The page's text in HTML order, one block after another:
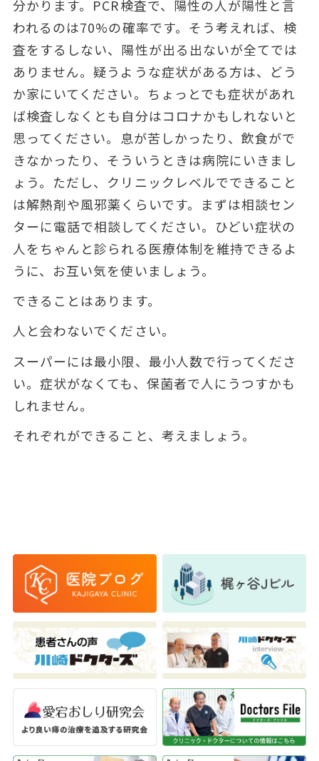
分かります。PCR検査で、陽性の人が陽性と言
われるのは70%の確率です。そう考えれば、検
査をするしない、陽性が出る出ないが全てでは
ありません。疑うような症状がある方は、どう
か家にいてください。ちょっとでも症状があれ
ば検査しなくとも自分はコロナかもしれないと
思ってください。 息が苦しかったり、飲食がで
きなかったり、そういうときは病院にいきまし
ょう。ただし、クリニックレベルでできること
は解熱剤や風邪薬くらいです。まずは相談セン
ターに電話で相談してください。ひどい症状の
人をちゃんと診られる医療体制を維持できるよ
うに、お互い気を使いましょう。
できることはあります。
人と会わないでください。
スーパーには最小限、最小人数で行ってくださ
い。症状がなくても、保菌者で人にうつすかも
しれません。
それぞれができること、考えましょう。